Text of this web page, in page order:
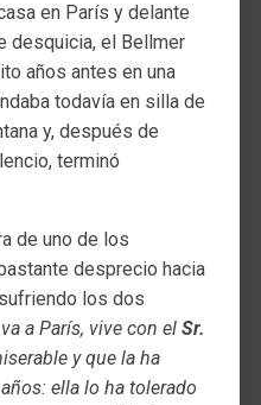
en París y delante
desquicia, el Bellmer
años antes en una
todavía en silla de
y, después de
terminó
de uno de los
desprecio hacia
los dos
va a París, vive con el Sr.
y que la ha
ella lo ha tolerado